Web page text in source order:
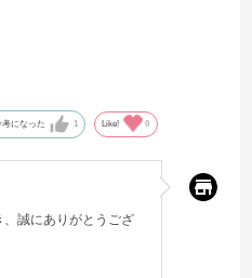
考になった 1 Like! 0
誠にありがとうござ